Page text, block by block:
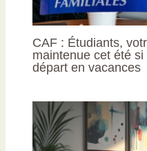
CAF : Étudiants,
maintenue cet été
départ en vacances